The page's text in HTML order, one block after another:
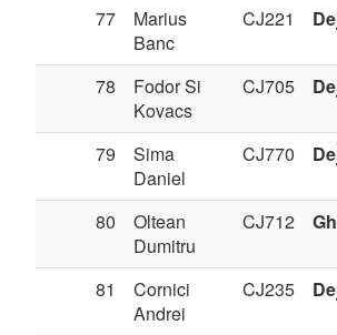
77
Marius
Banc
CJ221
78
Fodor Si
Kovacs
CJ705
79
Sima
Daniel
CJ770
80
Oltean
Dumitru
CJ712
81
Cornici
Andrei
CJ235